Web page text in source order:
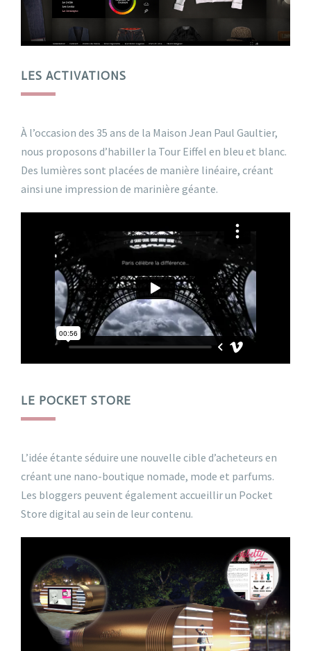
LES ACTIVATIONS
À l’occasion des 35 ans de la Maison Jean Paul Gaultier,
nous proposons d’habiller la Tour Eiffel en bleu et blanc.
Des lumières sont placées de manière linéaire, créant
ainsi une impression de marinière géante.
LE POCKET STORE
L’idée étante séduire une nouvelle cible d’acheteurs en
créant une nano-boutique nomade, mode et parfums.
Les bloggers peuvent également accueillir un Pocket
Store digital au sein de leur contenu.